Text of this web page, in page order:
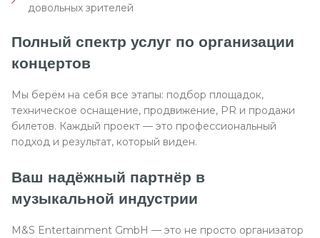
довольных зрителей
Полный спектр услуг по организации
концертов
Мы берём на себя все этапы: подбор площадок,
техническое оснащение, продвижение, PR и продажи
билетов. Каждый проект — это профессиональный
подход и результат, который виден.
Ваш надёжный партнёр в
музыкальной индустрии
M&S Entertainment GmbH — это не просто организатор